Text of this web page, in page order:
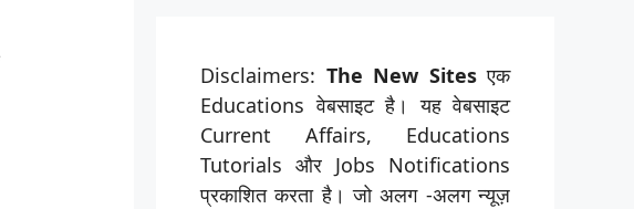
Disclaimers: The New Sitesएक
Educations वेबसाइट है। यह वेबसाइट
Current Affairs, Educations
Tutorials और Jobs Notifications
प्रकाशित करता है। जो अलग -अलग न्यूज़